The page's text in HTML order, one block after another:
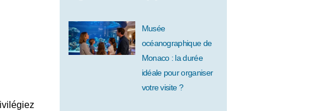
Musée
océanographique de
Monaco : la durée
idéale pour organiser
votre visite ?